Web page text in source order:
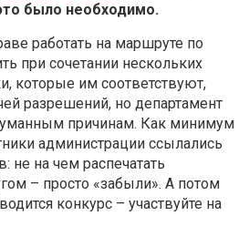
было необходимо.
работать на маршруте по
при сочетании нескольких
которые им соответствуют,
разрешений, но департамент
причинам. Как минимум
администрации ссылались
не на чем распечатать
– просто «забыли». А потом
конкурс – участвуйте на